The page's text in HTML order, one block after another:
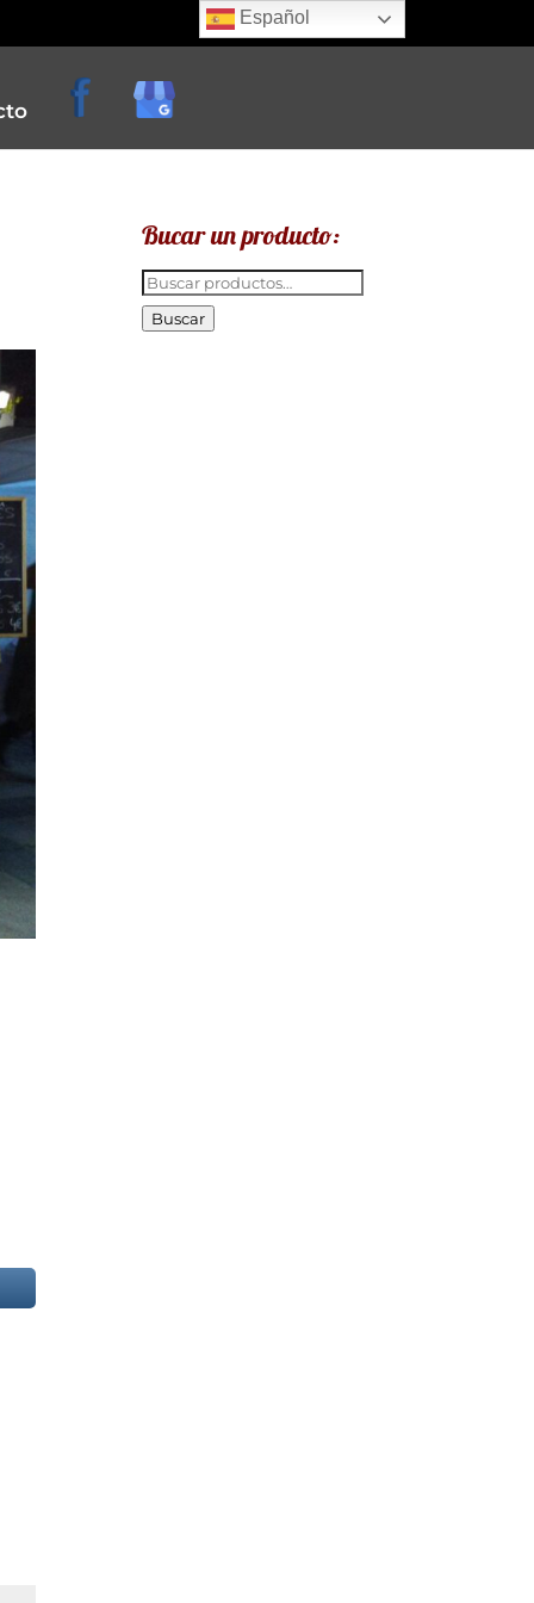
Bucar un producto:
Buscar
por:
Buscar
Español